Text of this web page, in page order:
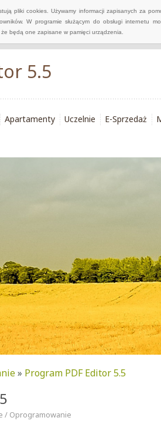
pliki cookies. Używamy informacji zapisanych za
W programie służącym do obsługi internetu
będą one zapisane w pamięci urządzenia.
5.5
Apartamenty Uczelnie E-Sprzedaż
» Program PDF Editor 5.5
/ Oprogramowanie